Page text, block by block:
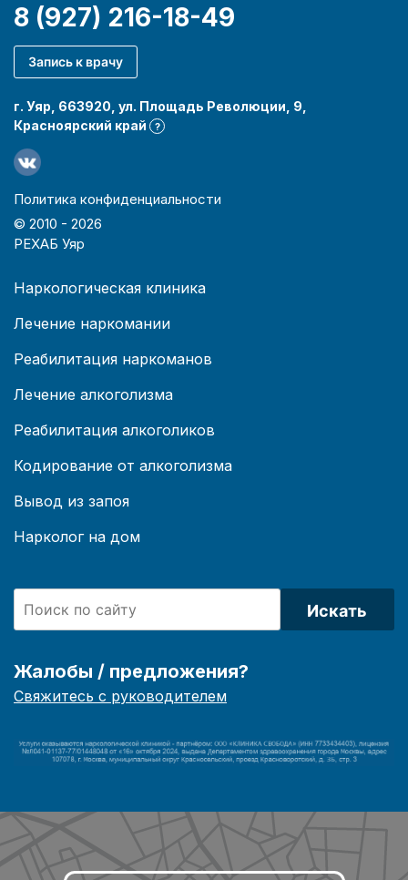
8 (927) 216-18-49
Запись к врачу
г. Уяр, 663920, ул. Площадь Революции, 9,
Красноярский край
?
Политика конфиденциальности
© 2010 - 2026
РЕХАБ Уяр
Наркологическая клиника
Лечение наркомании
Реабилитация наркоманов
Лечение алкоголизма
Реабилитация алкоголиков
Кодирование от алкоголизма
Вывод из запоя
Нарколог на дом
Искать
Жалобы / предложения?
Свяжитесь с руководителем